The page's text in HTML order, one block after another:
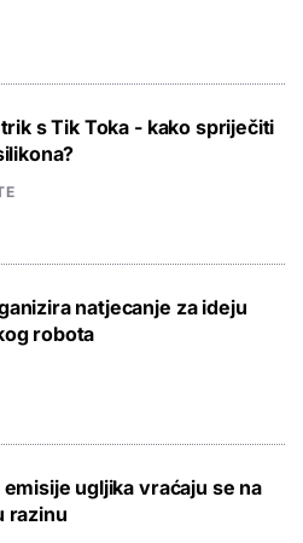
s Tik Toka - kako spriječiti
natjecanje za ideju
robota
emisije ugljika vraćaju se na
razinu